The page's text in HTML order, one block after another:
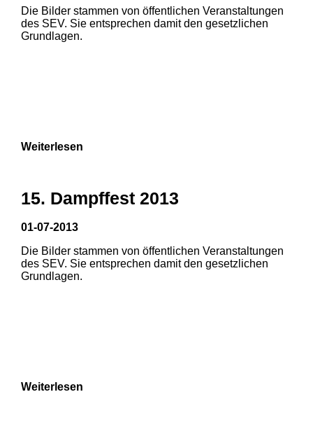
1 2 3
1 2 3
Die Bilder stammen von öffentlichen Veranstaltungen
des SEV. Sie entsprechen damit den gesetzlichen
Grundlagen.
Weiterlesen
15. Dampffest 2013
01-07-2013
Die Bilder stammen von öffentlichen Veranstaltungen
des SEV. Sie entsprechen damit den gesetzlichen
Grundlagen.
Weiterlesen